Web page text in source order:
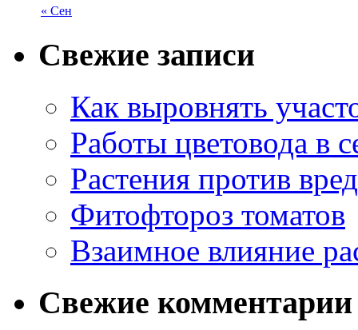
« Сен
Свежие записи
Как выровнять
Работы цветовода в
Растения против
Фитофтороз томатов
Взаимное влияние
Свежие комментарии